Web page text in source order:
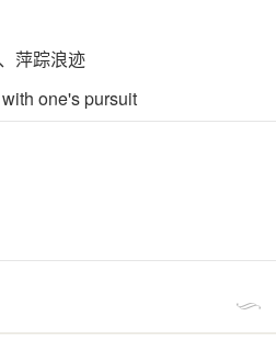
萍踪浪迹
one's pursuit